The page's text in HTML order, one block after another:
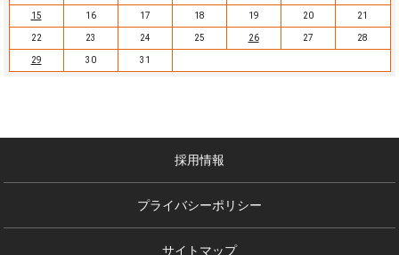
15 16 17 18 19 20 21
22 23 24 25 26 27 28
29 30 31
採用情報
プライバシーポリシー
サイトマップ